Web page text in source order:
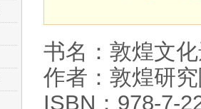
书名：敦煌文
作者：敦煌研
ISBN：978-7-